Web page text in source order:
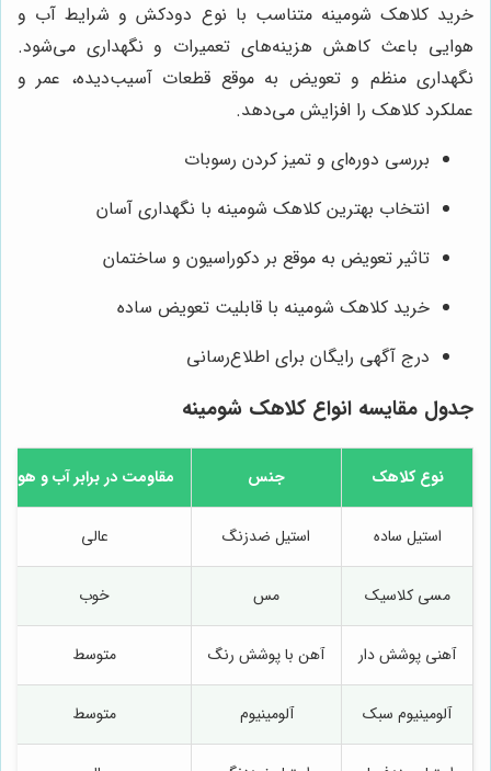
خرید کلاهک شومینه متناسب با نوع دودکش و شرایط آب و
هوایی باعث کاهش هزینه‌های تعمیرات و نگهداری می‌شود.
نگهداری منظم و تعویض به موقع قطعات آسیب‌دیده، عمر و
عملکرد کلاهک را افزایش می‌دهد.
بررسی دوره‌ای و تمیز کردن رسوبات
انتخاب بهترین کلاهک شومینه با نگهداری آسان
تاثیر تعویض به موقع بر دکوراسیون و ساختمان
خرید کلاهک شومینه با قابلیت تعویض ساده
درج آگهی رایگان برای اطلاع‌رسانی
جدول مقایسه انواع کلاهک شومینه
نوع کلاهک جنس مقاومت در برابر آب و هوا
استیل ساده استیل ضدزنگ عالی
مسی کلاسیک مس خوب
آهنی پوشش دار آهن با پوشش رنگ متوسط
آلومینیوم سبک آلومینیوم متوسط